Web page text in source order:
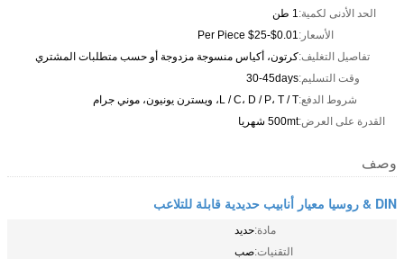
الحد الأدنى لكمية:1 طن
الأسعار:$0.01-$25 Per Piece
تفاصيل التغليف:كرتون، أكياس منسوجة مزدوجة أو حسب متطلبات المشتري
وقت التسليم:30-45days
شروط الدفع:L / C، D / P، T / T، ويسترن يونيون، موني جرام
القدرة على العرض:500mt شهريا
وصف
DIN & روسيا معيار أنابيب حديدية قابلة للتلاعب
مادة:حديد
التقنيات:صب